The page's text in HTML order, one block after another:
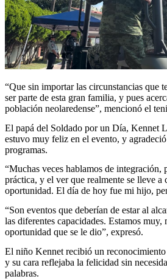
“Que sin importar las circunstancias que
ser parte de esta gran familia, y pues
población neolaredense”, mencionó el
El papá del Soldado por un Día, Kennet
estuvo muy feliz en el evento, y
programas.
“Muchas veces hablamos de integración,
práctica, y el ver que realmente se lleve a
oportunidad. El día de hoy fue mi hijo,
“Son eventos que deberían de estar al
las diferentes capacidades. Estamos muy,
oportunidad que se le dio”, expresó.
El niño Kennet recibió un
y su cara reflejaba la felicidad sin
palabras.